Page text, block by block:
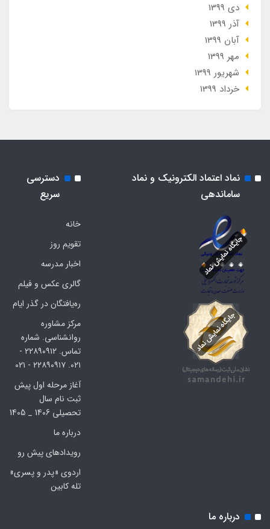
دی 1399
آذر 1399
آبان 1399
مهر 1399
شهریور 1399
خرداد 1399
نماد اعتماد الکترونیک و نماد
ساماندهی
دسترسی
سریع
خانه
تقویم روز
اخبار مدرسه
گالری عکس و فیلم
ره‌یافتگان در گذر ایام
مرکز مشاوره
روانشناسی. شماره
تماس. ۲۲۸۹۰۹۱۲ -
۰۲۱. ۲۲۸۹۰۹۱۷ - ۰۲۱
آغاز مرحله اول پیش
ثبت نام سال
تحصیلی 1406 _ 1405
درباره ما
رویدادهای پیش رو
اردوی «پدر و پسری»
تله کابین
درباره ما